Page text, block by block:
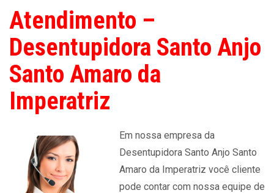
Atendimento –
Desentupidora Santo Anjo
Santo Amaro da
Imperatriz
Em nossa empresa da
Desentupidora Santo Anjo Santo
Amaro da Imperatriz você cliente
pode contar com nossa equipe de